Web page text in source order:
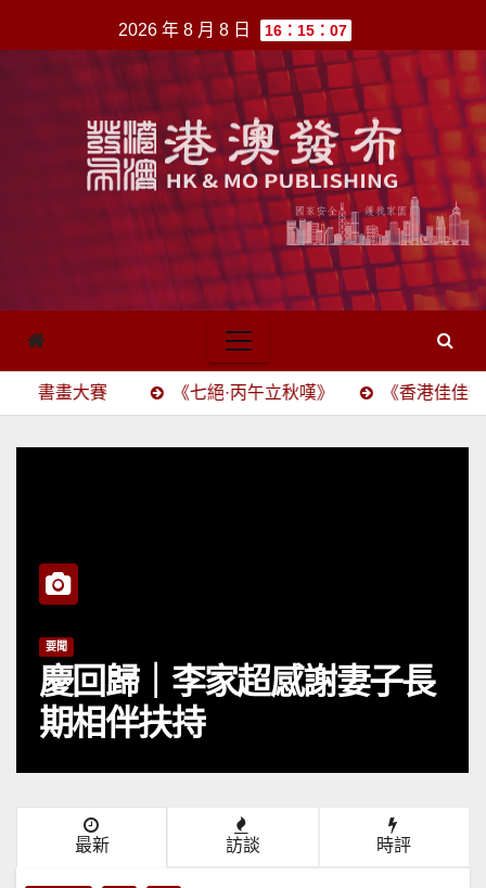
至
2026 年 8 月 8 日 16：15：07
《七絕·丙午立秋嘆》 《香港佳佳舞蹈學院四
要聞
慶回歸｜李家超感謝妻子長
期相伴扶持
最新 訪談 時評